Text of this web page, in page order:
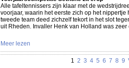
Alle tafeltennissers zijn klaar met de
voorjaar, waarin het eerste zich op het nippertje
tweede team deed zichzelf tekort in het slot
uit Rheden. Invaller Henk van Holland was zeer
Meer lezen
1 2 3 4 5 6 7 8 9